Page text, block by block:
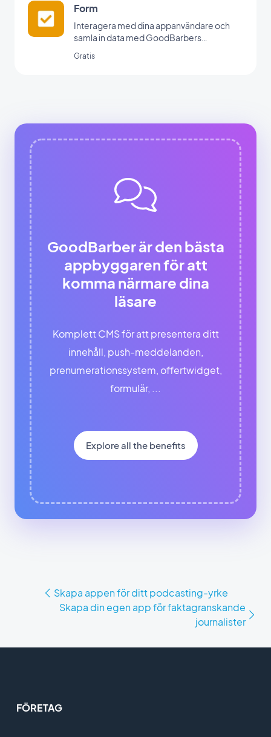
Form
Interagera med dina appanvändare och
samla in data med GoodBarbers
Gratis
GoodBarber är den bästa
appbyggaren för att
komma närmare dina
läsare
Komplett CMS för att presentera ditt
innehåll, push-meddelanden,
prenumerationssystem, offertwidget,
formulär, ...
Explore all the benefits
Skapa appen för ditt podcasting-yrke
Skapa din egen app för faktagranskande
journalister
FÖRETAG